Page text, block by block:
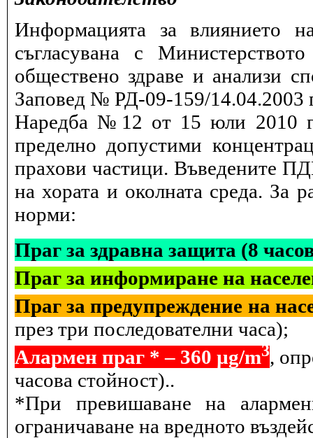
Информацията за влиянието
съгласувана с
обществено здраве и анализи
Заповед № РД-09-159/14.04.2003
Наредба №12 от 15 юли 2010
пределно допустими
прахови частици. Въведените
на хората и околната среда. За
норми:
Праг за здравна защита (8
Праг за информиране на
Праг за предупреждение на
през три последователни часа);
Алармен праг * – 360 µg/m3,
часова стойност)..
*При превишаване на
ограничаване на вредното